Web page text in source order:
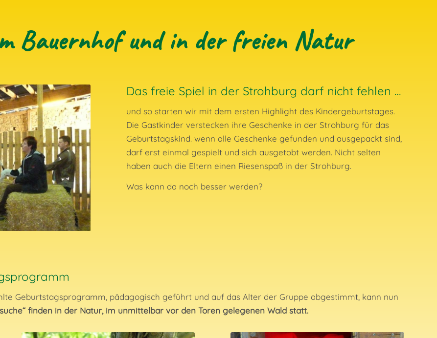
Bauernhof und in der freien Natur
Das freie Spiel in der Strohburg darf nicht fehlen …
und so starten wir mit dem ersten Highlight des Kindergeburtstages.
Die Gastkinder verstecken ihre Geschenke in der Strohburg für das
Geburtstagskind. wenn alle Geschenke gefunden und ausgepackt sind,
darf erst einmal gespielt und sich ausgetobt werden. Nicht selten
haben auch die Eltern einen Riesenspaß in der Strohburg.
Was kann da noch besser werden?
Geburtstagsprogramm, pädagogisch geführt und auf das Alter der Gruppe abgestimmt, kann nun
finden in der Natur, im unmittelbar vor den Toren gelegenen Wald statt.